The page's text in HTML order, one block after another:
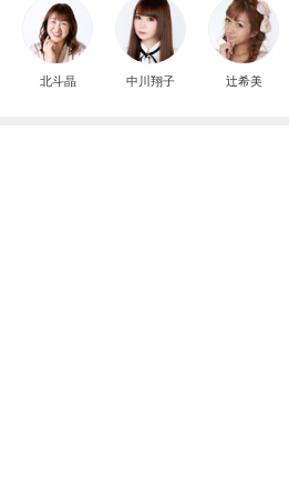
北斗晶 中川翔子 辻希美